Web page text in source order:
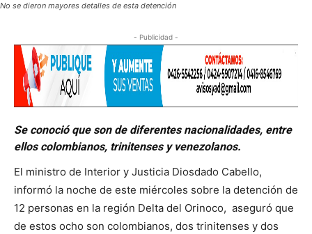
No se dieron mayores detalles de esta detención
- Publicidad -
Se conoció que son de diferentes nacionalidades, entre
ellos colombianos, trinitenses y venezolanos.
El ministro de Interior y Justicia Diosdado Cabello,
informó la noche de este miércoles sobre la detención de
12 personas en la región Delta del Orinoco, aseguró que
de estos ocho son colombianos, dos trinitenses y dos